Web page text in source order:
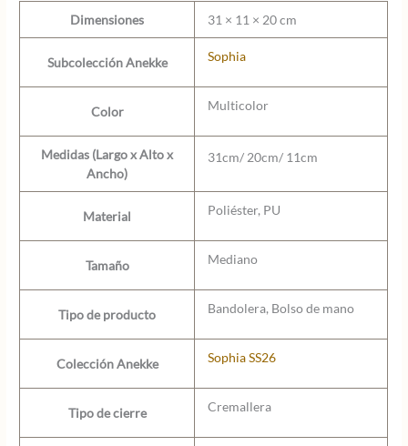
Dimensiones
31 × 11 × 20 cm
Subcolección Anekke Sophia
Color Multicolor
Medidas (Largo x Alto x
Ancho)
31cm/ 20cm/ 11cm
Material Poliéster, PU
Tamaño Mediano
Tipo de producto Bandolera, Bolso de mano
Colección Anekke Sophia SS26
Tipo de cierre Cremallera